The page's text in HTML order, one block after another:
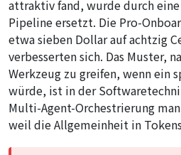
attraktiv fand, wurde durch
Pipeline ersetzt. Die Pro-
etwa sieben Dollar auf achtzig
verbesserten sich. Das Muster,
Werkzeug zu greifen, wenn ein
würde, ist in der
Multi-Agent-Orchestrierung
weil die Allgemeinheit in